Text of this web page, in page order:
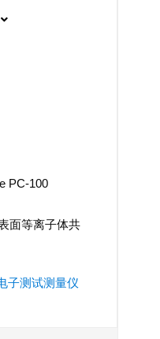
PC-100
面等离子体共
子测试测量仪